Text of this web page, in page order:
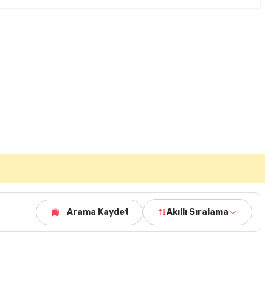
Arama Kaydet Akıllı Sıralama